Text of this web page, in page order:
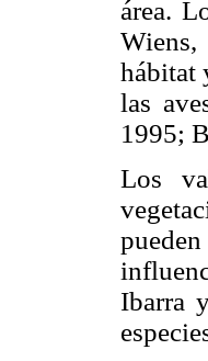
área.
hábitat
las
1995;
Los
Ibarra